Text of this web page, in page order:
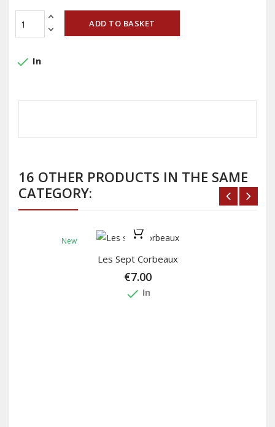
ADD TO BASKET
done In
16 OTHER PRODUCTS IN THE SAME
CATEGORY:
New
Les Sept Corbeaux
€7.00
done In